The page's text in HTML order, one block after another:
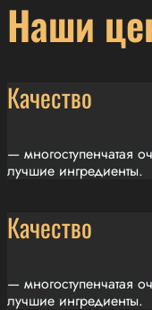
Наши
Качество
— многоступенчатая
лучшие ингредиенты.
Качество
— многоступенчатая
лучшие ингредиенты.